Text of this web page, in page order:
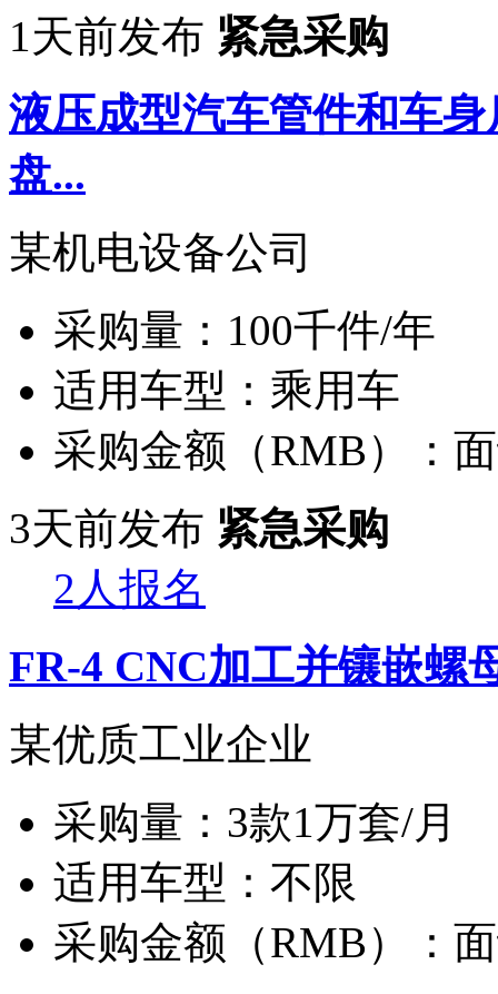
1天前发布 紧急采购
液压成型汽车管件和车
盘...
某机电设备公司
采购量： 100千件/年
适用车型： 乘用车
采购金额（RMB）：
3天前发布 紧急采购
2人报名
FR-4 CNC加工并镶嵌螺
某优质工业企业
采购量： 3款1万套/月
适用车型： 不限
采购金额（RMB）：